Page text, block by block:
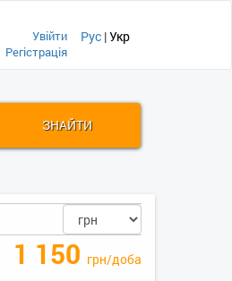
Увійти
Регістрація
Рус |Укр
ЗНАЙТИ
1 150 грн/доба